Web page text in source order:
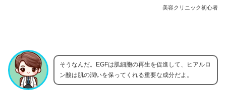
美容クリニック初心者
そうなんだ。EGFは肌細胞の再生を促進して、ヒアルロ
ン酸は肌の潤いを保ってくれる重要な成分だよ。